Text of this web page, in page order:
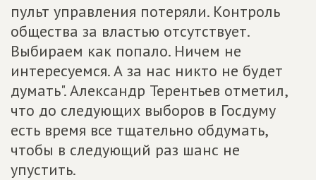
пульт управления потеряли. Контроль
общества за властью отсутствует.
Выбираем как попало. Ничем не
интересуемся. А за нас никто не будет
думать". Александр Терентьев отметил,
что до следующих выборов в Госдуму
есть время все тщательно обдумать,
чтобы в следующий раз шанс не
упустить.